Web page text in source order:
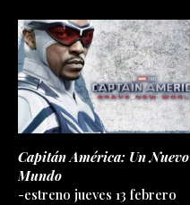
Capitán América: Un Nuevo
Mundo
-estreno jueves 13 febrero